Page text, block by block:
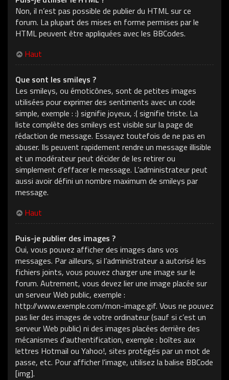
Non, il n’est pas possible de publier du HTML sur ce
forum. La plupart des mises en forme permises par le
HTML peuvent être appliquées avec les BBCodes.
Haut
Que sont les smileys ?
Les smileys, ou émoticônes, sont de petites images
utilisées pour exprimer des sentiments avec un code
simple, exemple : :) signifie joyeux, :( signifie triste. La
liste complète des smileys est visible sur la page de
rédaction de message. Essayez toutefois de ne pas en
abuser. Ils peuvent rapidement rendre un message illisible
et un modérateur peut décider de les retirer ou
simplement d’effacer le message. L’administrateur peut
aussi avoir défini un nombre maximum de smileys par
message.
Haut
Puis-je publier des images ?
Oui, vous pouvez afficher des images dans vos
messages. Par ailleurs, si l’administrateur a autorisé les
fichiers joints, vous pouvez charger une image sur le
forum. Autrement, vous devez lier une image placée sur
un serveur Web public, exemple :
http://www.exemple.com/mon-image.gif. Vous ne pouvez
pas lier des images de votre ordinateur (sauf si c’est un
serveur Web public) ni des images placées derrière des
mécanismes d’authentification, exemple : boîtes aux
lettres Hotmail ou Yahoo!, sites protégés par un mot de
passe, etc. Pour afficher l’image, utilisez la balise BBCode
[img].